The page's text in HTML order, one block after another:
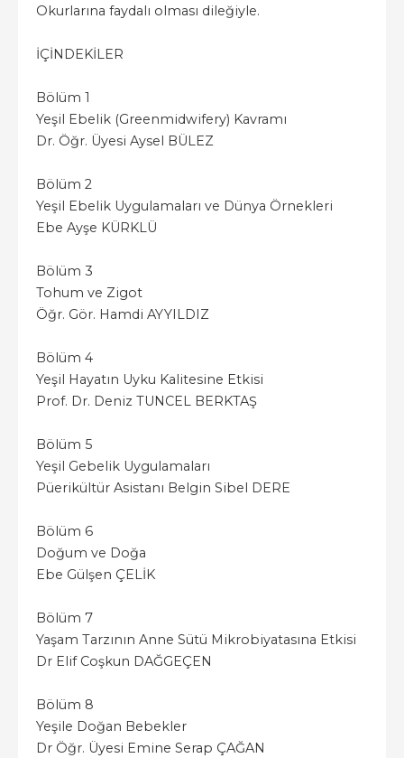
Okurlarına faydalı olması dileğiyle.
İÇİNDEKİLER
Bölüm 1
Yeşil Ebelik (Greenmidwifery) Kavramı
Dr. Öğr. Üyesi Aysel BÜLEZ
Bölüm 2
Yeşil Ebelik Uygulamaları ve Dünya Örnekleri
Ebe Ayşe KÜRKLÜ
Bölüm 3
Tohum ve Zigot
Öğr. Gör. Hamdi AYYILDIZ
Bölüm 4
Yeşil Hayatın Uyku Kalitesine Etkisi
Prof. Dr. Deniz TUNCEL BERKTAŞ
Bölüm 5
Yeşil Gebelik Uygulamaları
Püerikültür Asistanı Belgin Sibel DERE
Bölüm 6
Doğum ve Doğa
Ebe Gülşen ÇELİK
Bölüm 7
Yaşam Tarzının Anne Sütü Mikrobiyatasına Etkisi
Dr Elif Coşkun DAĞGEÇEN
Bölüm 8
Yeşile Doğan Bebekler
Dr Öğr. Üyesi Emine Serap ÇAĞAN